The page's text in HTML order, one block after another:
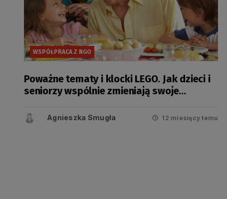
WSPÓŁPRACA Z NGO
Poważne tematy i klocki LEGO. Jak dzieci i
seniorzy wspólnie zmieniają swoje
Agnieszka Smugła 12 miesięcy temu